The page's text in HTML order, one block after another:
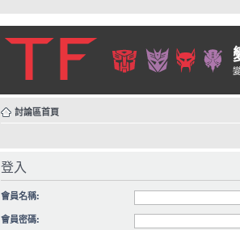
討論區首頁
登入
會員名稱:
會員密碼: